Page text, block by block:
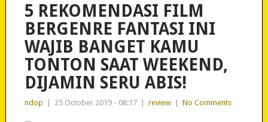
5 REKOMENDASI FILM
BERGENRE FANTASI INI
WAJIB BANGET KAMU
TONTON SAAT WEEKEND,
DIJAMIN SERU ABIS!
ndop 25 October 2019 - 08:17 review No Comments